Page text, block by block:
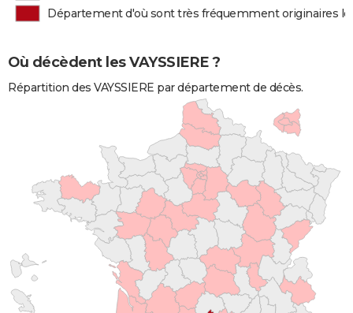
Département d'où sont très fréquemment originaires les
Où décèdent les VAYSSIERE ?
Répartition des VAYSSIERE par département de décès.